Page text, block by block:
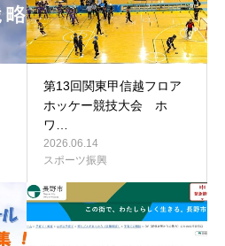
第13回関東甲信越フロア
ホッケー競技大会 ホ
ワ…
2026.06.14
スポーツ振興